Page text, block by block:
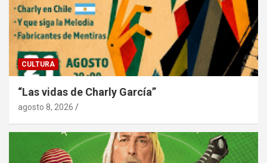
CULTURA
“Las vidas de Charly García”
agosto 8, 2026